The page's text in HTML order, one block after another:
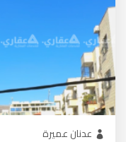
عدنان عميرة